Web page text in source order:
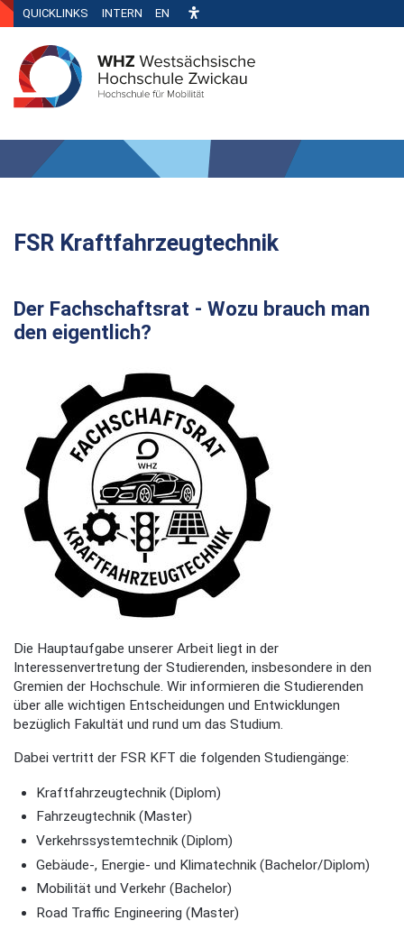
QUICKLINKS INTERN EN
FSR Kraftfahrzeugtechnik
Der Fachschaftsrat - Wozu brauch man
den eigentlich?
Die Hauptaufgabe unserer Arbeit liegt in der
Interessenvertretung der Studierenden, insbesondere in den
Gremien der Hochschule. Wir informieren die Studierenden
über alle wichtigen Entscheidungen und Entwicklungen
bezüglich Fakultät und rund um das Studium.
Dabei vertritt der FSR KFT die folgenden Studiengänge:
Kraftfahrzeugtechnik (Diplom)
Fahrzeugtechnik (Master)
Verkehrssystemtechnik (Diplom)
Gebäude-, Energie- und Klimatechnik (Bachelor/Diplom)
Mobilität und Verkehr (Bachelor)
Road Traffic Engineering (Master)